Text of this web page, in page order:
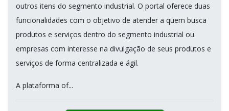
outros itens do segmento industrial. O portal oferece duas
funcionalidades com o objetivo de atender a quem busca
produtos e serviços dentro do segmento industrial ou
empresas com interesse na divulgação de seus produtos e
serviços de forma centralizada e ágil.
A plataforma of...